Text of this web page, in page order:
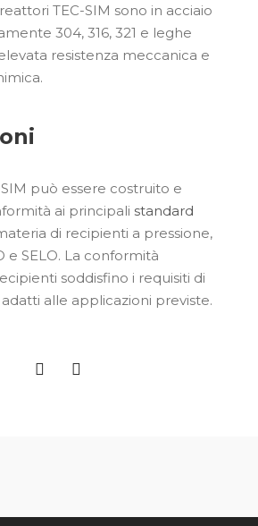
TEC-SIM sono in acciaio
304, 316, 321 e leghe
resistenza meccanica e
può essere costruito e
ai principali standard
di recipienti a pressione,
e SELO. La conformità
soddisfino i requisiti di
alle applicazioni previste.